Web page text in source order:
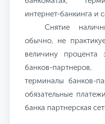
интернет-банкинга и
Снятие
обычно, не
величину
банков-
терминалы банков-
обязательные
банка партнерская